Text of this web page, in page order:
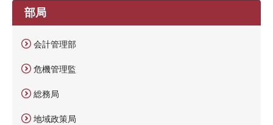
部局
会計管理部
危機管理監
総務局
地域政策局